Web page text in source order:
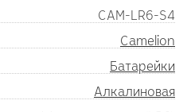
CAM-LR6-S4
Camelion
Батарейки
Алкалиновая